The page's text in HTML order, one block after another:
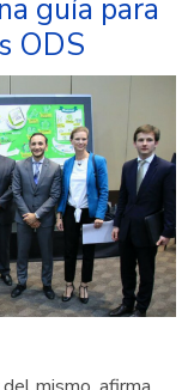
guía para
ODS